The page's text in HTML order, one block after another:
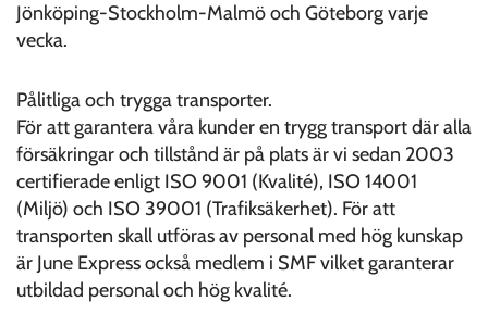
Jönköping-Stockholm-Malmö och Göteborg varje
vecka.
Pålitliga och trygga transporter.
För att garantera våra kunder en trygg transport där alla
försäkringar och tillstånd är på plats är vi sedan 2003
certifierade enligt ISO 9001 (Kvalité), ISO 14001
(Miljö) och ISO 39001 (Trafiksäkerhet). För att
transporten skall utföras av personal med hög kunskap
är June Express också medlem i SMF vilket garanterar
utbildad personal och hög kvalité.